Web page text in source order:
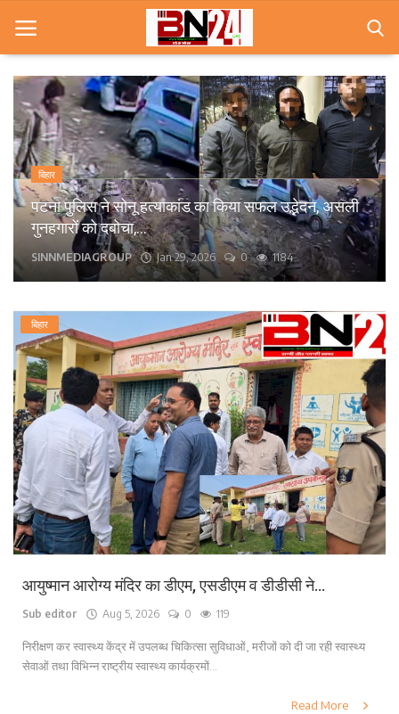
Home
खबरे
खेल
करियर
स्त्री
राज्य
कृषि
मूवी मसाला
लाइफ स्टाइल
पर्यटन
धर्म
अन्य
बिहार
पटना पुलिस ने सोनू हत्याकांड का किया सफल उद्भेदन, असली
गुनहगारों को दबोचा,...
SINNMEDIAGROUP Jan 29, 2026 0 1184
बिहार
आयुष्मान आरोग्य मंदिर का डीएम, एसडीएम व डीडीसी ने...
Sub editor Aug 5, 2026 0 119
निरीक्षण कर स्वास्थ्य केंद्र में उपलब्ध चिकित्सा सुविधाओं, मरीजों को दी जा रही स्वास्थ्य
सेवाओं तथा विभिन्न राष्ट्रीय स्वास्थ्य कार्यक्रमों...
Read More